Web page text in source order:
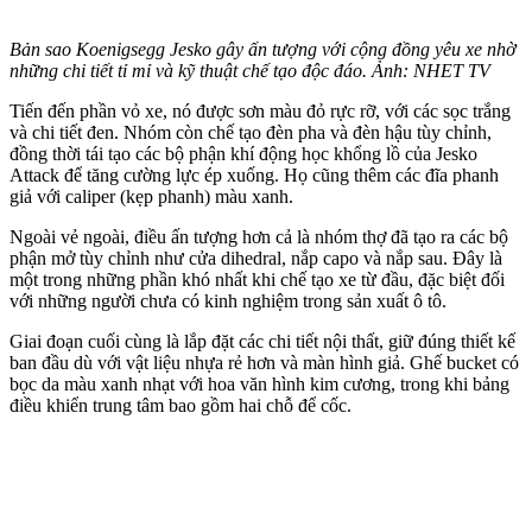
Bản sao Koenigsegg Jesko gây ấn tượng với cộng đồng yêu xe nhờ
những chi tiết tỉ mỉ và kỹ thuật chế tạo độc đáo. Ảnh: NHET TV
Tiến đến phần vỏ xe, nó được sơn màu đỏ rực rỡ, với các sọc trắng
và chi tiết đen. Nhóm còn chế tạo đèn pha và đèn hậu tùy chỉnh,
đồng thời tái tạo các bộ phận khí động học khổng lồ của Jesko
Attack để tăng cường lực ép xuống. Họ cũng thêm các đĩa phanh
giả với caliper (kẹp phanh) màu xanh.
Ngoài vẻ ngoài, điều ấn tượng hơn cả là nhóm thợ đã tạo ra các bộ
phận mở tùy chỉnh như cửa dihedral, nắp capo và nắp sau. Đây là
một trong những phần khó nhất khi chế tạo xe từ đầu, đặc biệt đối
với những người chưa có kinh nghiệm trong sản xuất ô tô.
Giai đoạn cuối cùng là lắp đặt các chi tiết nội thất, giữ đúng thiết kế
ban đầu dù với vật liệu nhựa rẻ hơn và màn hình giả. Ghế bucket có
bọc d‌a mà‌u xanh nhạt với hoa văn hình kim cương, trong khi bảng
điều khiển trung tâm bao gồm hai chỗ để cốc.